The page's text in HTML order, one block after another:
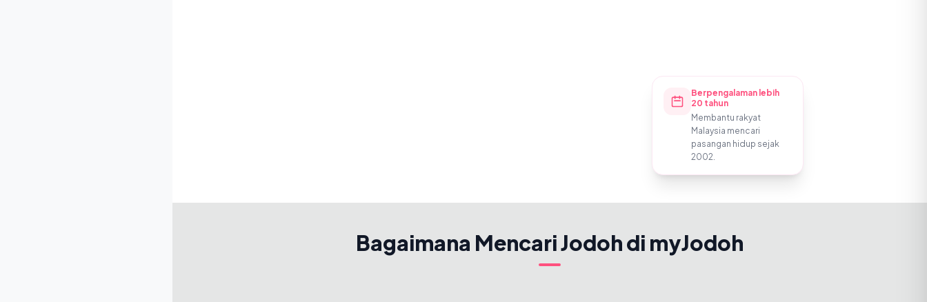
Berpengalaman lebih
20 tahun
Membantu rakyat
Malaysia mencari
pasangan hidup sejak
2002.
Bagaimana Mencari Jodoh di myJodoh